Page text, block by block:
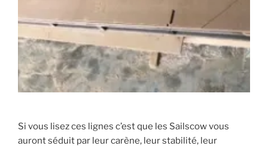
Si vous lisez ces lignes c’est que les Sailscow vous
auront séduit par leur carène, leur stabilité, leur